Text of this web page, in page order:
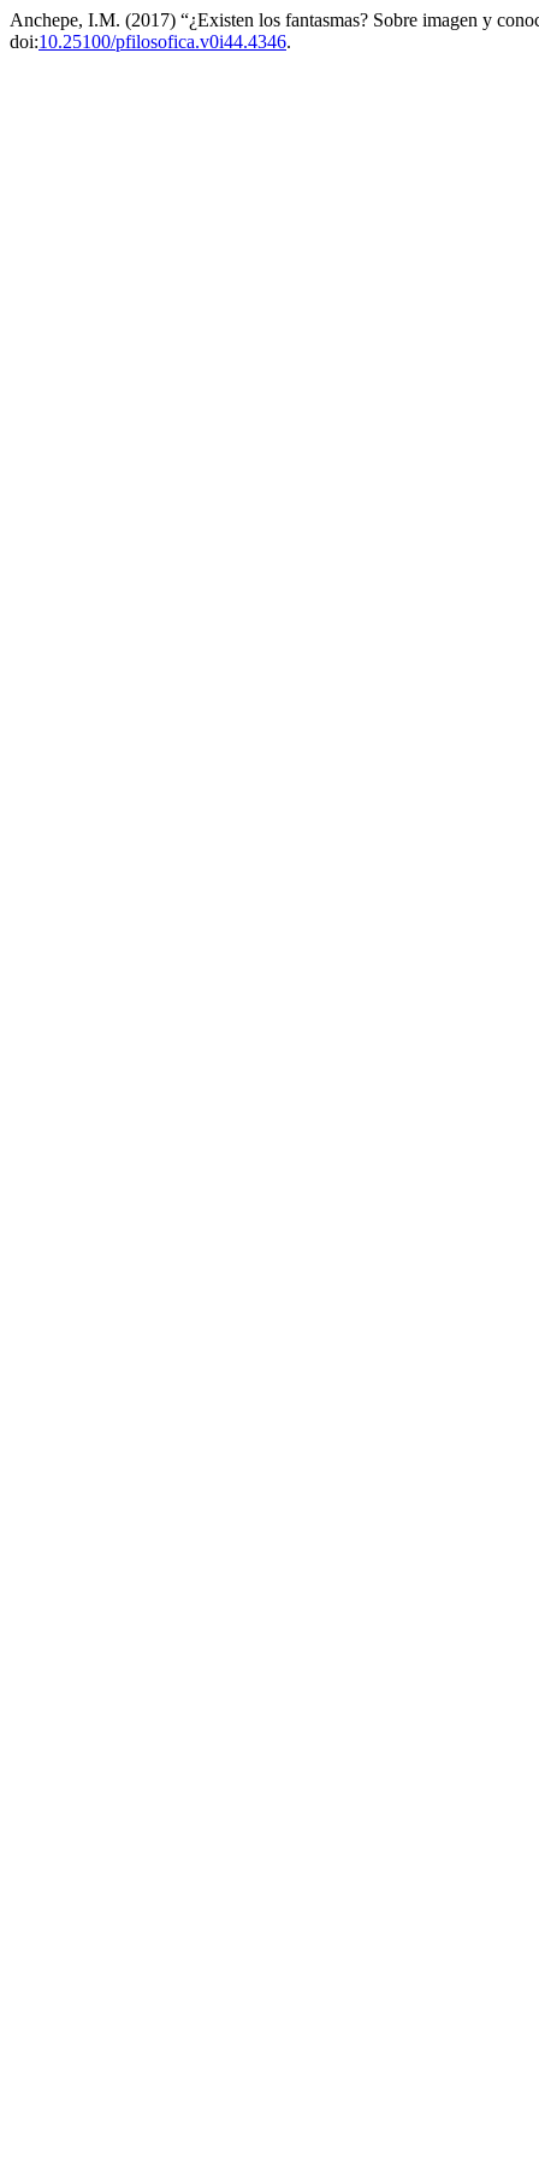
Anchepe, I.M. (2017) “¿Existen los fantasmas? Sobre imagen y
doi:10.25100/pfilosofica.v0i44.4346.